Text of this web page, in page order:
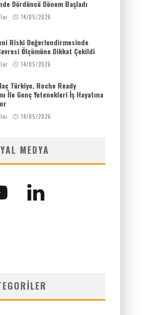
Dördüncü Dönem Başladı
14/05/2026
Riski Değerlendirmesinde
Ölçümüne Dikkat Çekildi
14/05/2026
Türkiye, Roche Ready
İle Genç Yetenekleri İş Hayatına
14/05/2026
MEDYA